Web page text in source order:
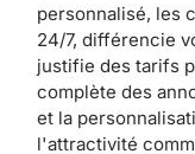
personnalisé, les
24/7, différencie
justifie des tarifs
complète des
et la
l'attractivité